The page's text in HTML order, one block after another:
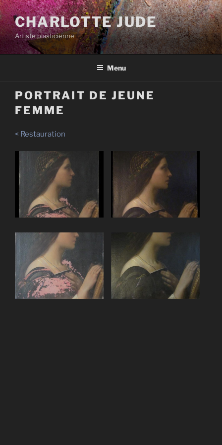
Aller
au
contenu
principal
CHARLOTTE JUDE
Artiste plasticienne
Menu
PORTRAIT DE JEUNE
FEMME
< Restauration